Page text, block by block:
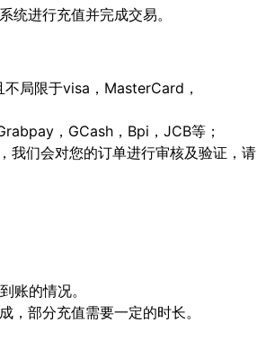
统进行充值并完成交易。
局限于visa，MasterCard，
，GCash，Bpi，JCB等；
我们会对您的订单进行审核及验证，请
账的情况。
部分充值需要一定的时长。